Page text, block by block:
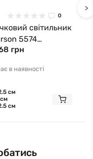
0
світильник
5574
грн
в наявності
см
см
>